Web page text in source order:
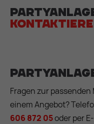
Fragen zur
einem Angebot?
606 872 05oder per